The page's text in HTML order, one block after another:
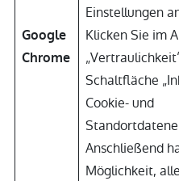
Google
Chrome
Einstellungen
Klicken Sie im
Schaltfläche
Cookie- und
Anschließend
Möglichkeit, alle